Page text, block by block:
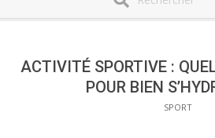
MenuACTIVITÉ SPORTIVE :
POUR BIEN
SPORT